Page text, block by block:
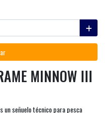
MINNOW III
un señuelo técnico para pesca